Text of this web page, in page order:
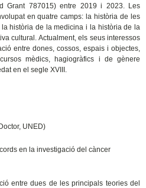
Grant 787015) entre 2019 i 2023. Les
en quatre camps: la història de les
història de la medicina i la història de la
cultural. Actualment, els seus interessos
entre dones, cossos, espais i objectes,
mèdics, hagiogràfics i de gènere
en el segle XVIII.
UNED)
en la investigació del càncer
entre dues de les principals teories del